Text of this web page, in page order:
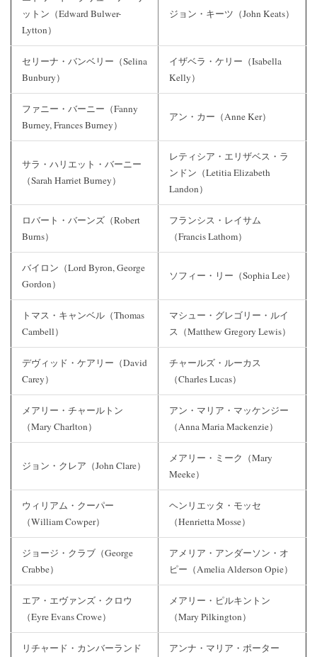
ットン（Edward Bulwer-
Lytton）
ジョン・キーツ（John Keats）
セリーナ・バンベリー（Selina
Bunbury）
イザベラ・ケリー（Isabella
Kelly）
ファニー・バーニー（Fanny
Burney, Frances Burney）
アン・カー（Anne Ker）
サラ・ハリエット・バーニー
（Sarah Harriet Burney）
レティシア・エリザベス・ラ
ンドン（Letitia Elizabeth
Landon）
ロバート・バーンズ（Robert
Burns）
フランシス・レイサム
（Francis Lathom）
バイロン（Lord Byron, George
Gordon）
ソフィー・リー（Sophia Lee）
トマス・キャンベル（Thomas
Cambell）
マシュー・グレゴリー・ルイ
ス（Matthew Gregory Lewis）
デヴィッド・ケアリー（David
Carey）
チャールズ・ルーカス
（Charles Lucas）
メアリー・チャールトン
（Mary Charlton）
アン・マリア・マッケンジー
（Anna Maria Mackenzie）
ジョン・クレア（John Clare）
メアリー・ミーク（Mary
Meeke）
ウィリアム・クーパー
（William Cowper）
ヘンリエッタ・モッセ
（Henrietta Mosse）
ジョージ・クラブ（George
Crabbe）
アメリア・アンダーソン・オ
ピー（Amelia Alderson Opie）
エア・エヴァンズ・クロウ
（Eyre Evans Crowe）
メアリー・ピルキントン
（Mary Pilkington）
リチャード・カンバーランド
アンナ・マリア・ポーター